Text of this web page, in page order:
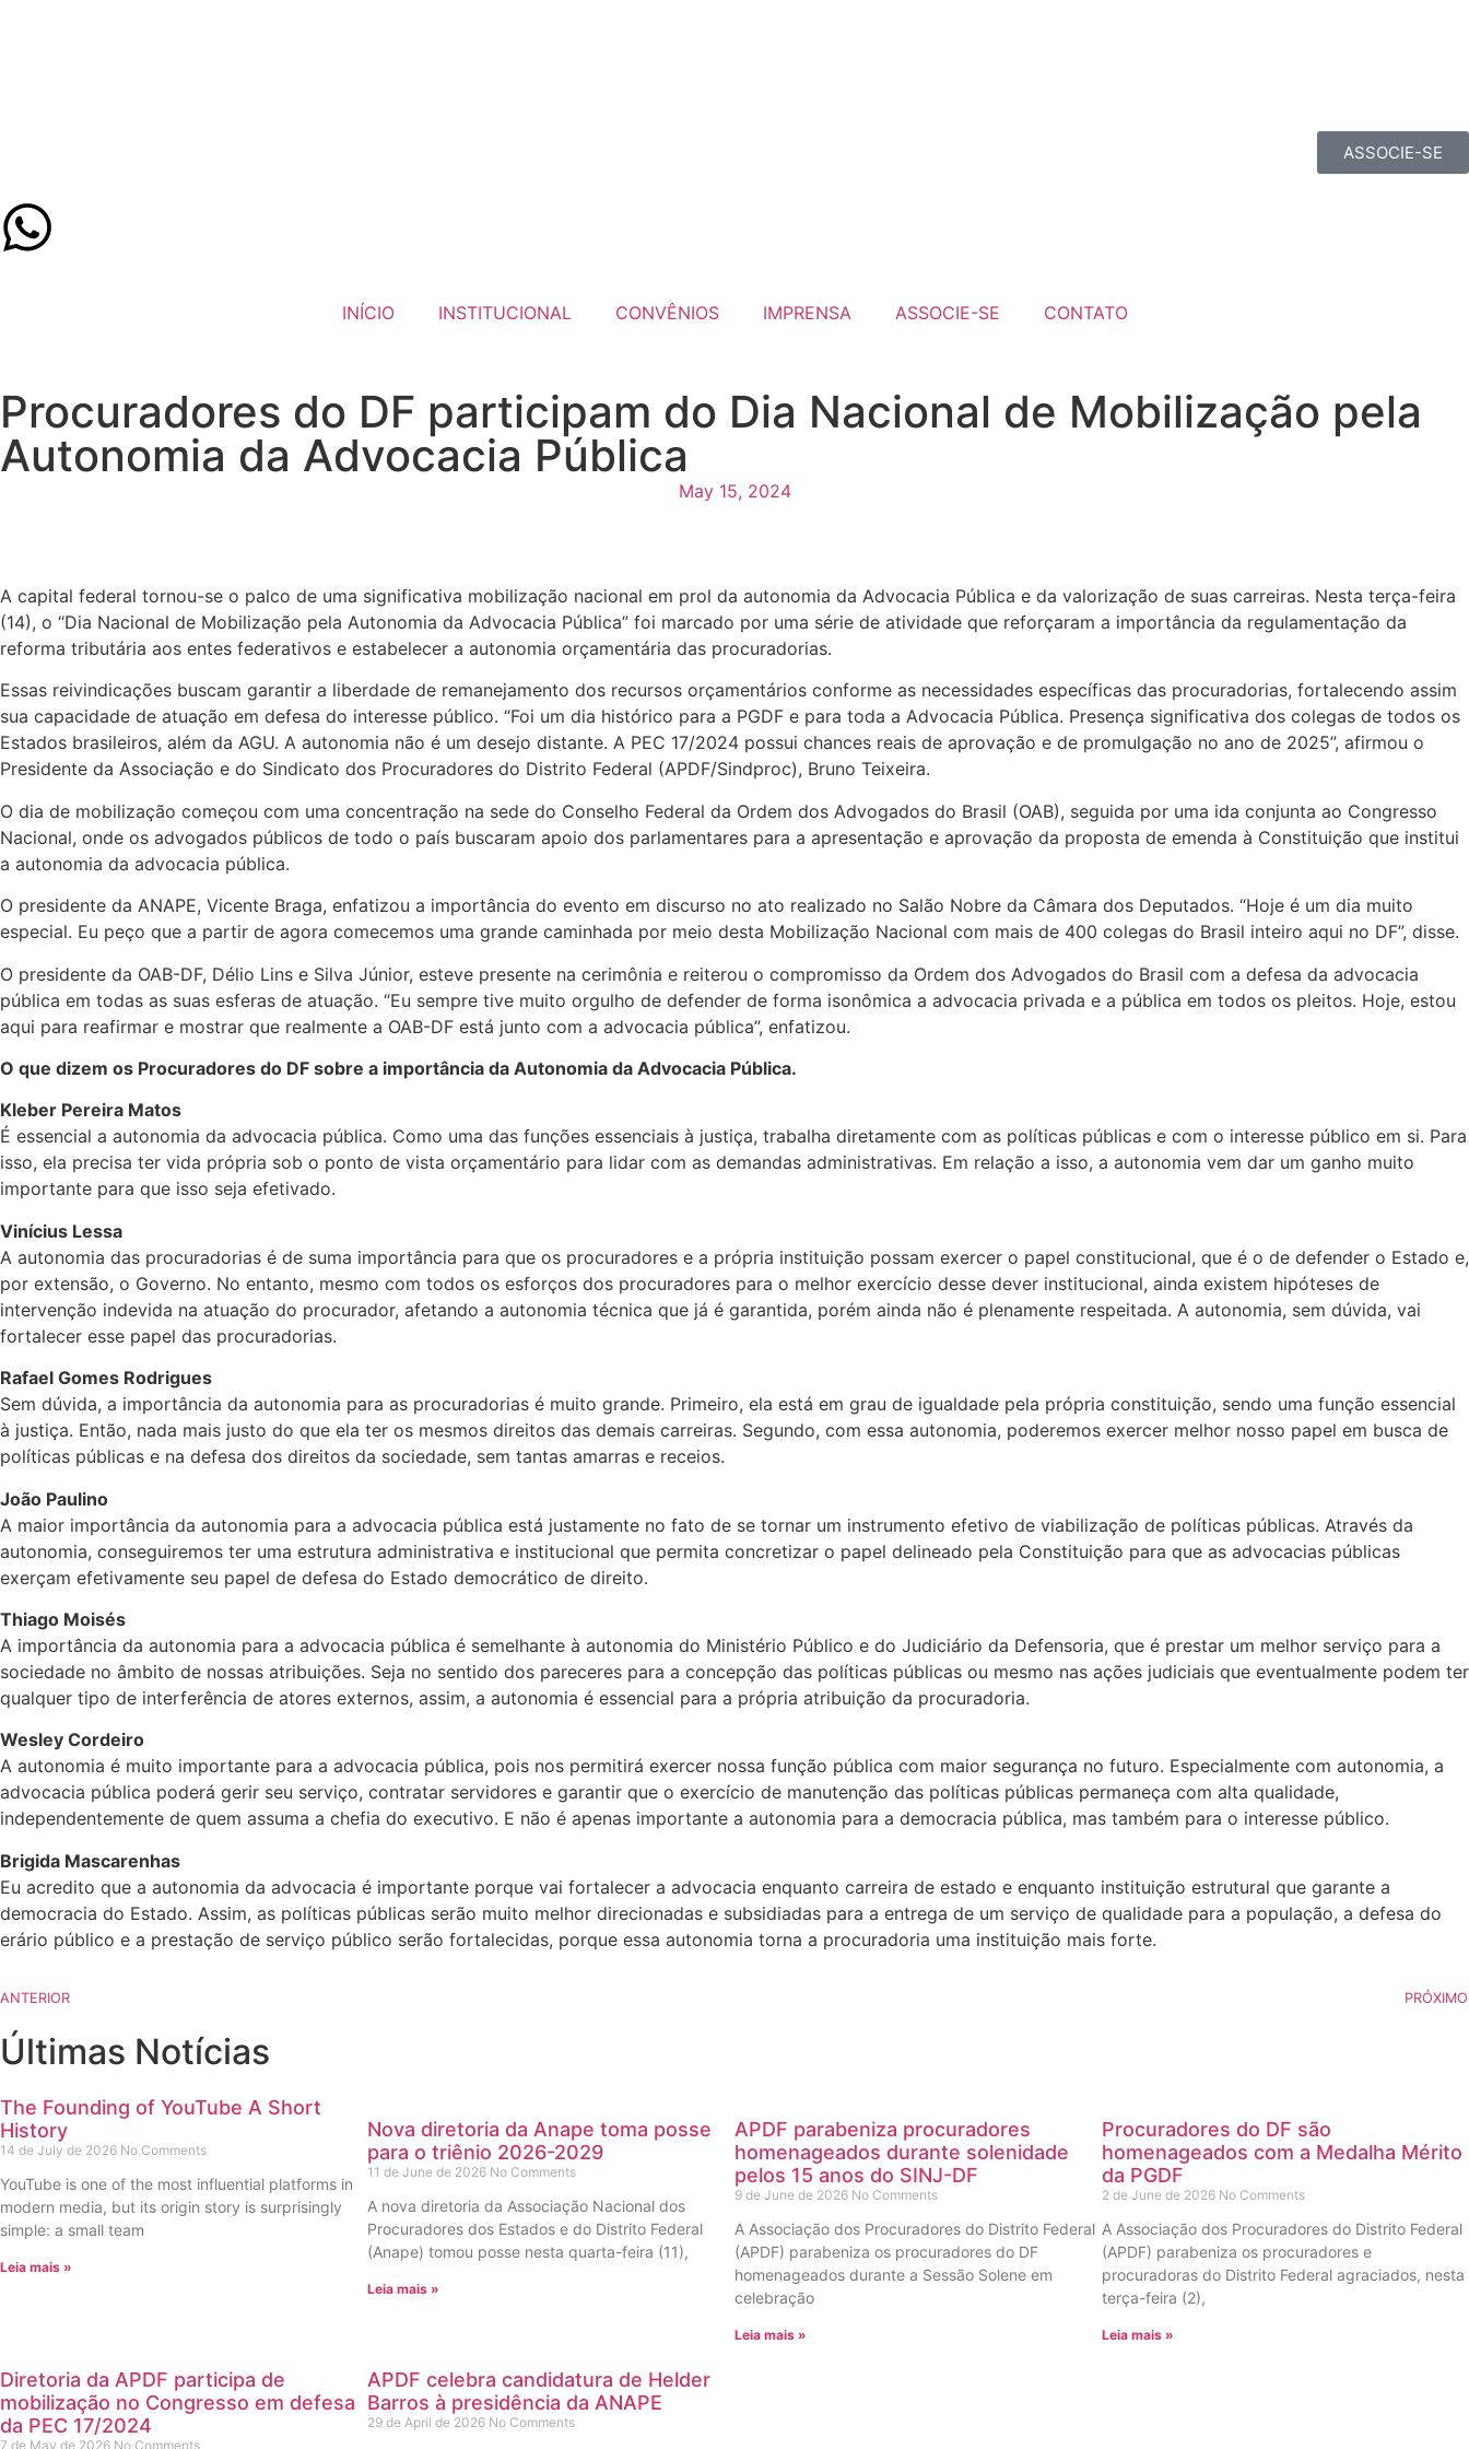
ASSOCIE-SE
INÍCIO INSTITUCIONAL CONVÊNIOS IMPRENSA ASSOCIE-SE CONTATO
Procuradores do DF participam do Dia Nacional de Mobilização pela
Autonomia da Advocacia Pública
May 15, 2024
A capital federal tornou-se o palco de uma significativa mobilização nacional em prol da autonomia da Advocacia Pública e da valorização de suas carreiras. Nesta terça-feira
(14), o “Dia Nacional de Mobilização pela Autonomia da Advocacia Pública” foi marcado por uma série de atividade que reforçaram a importância da regulamentação da
reforma tributária aos entes federativos e estabelecer a autonomia orçamentária das procuradorias.
Essas reivindicações buscam garantir a liberdade de remanejamento dos recursos orçamentários conforme as necessidades específicas das procuradorias, fortalecendo assim
sua capacidade de atuação em defesa do interesse público. “Foi um dia histórico para a PGDF e para toda a Advocacia Pública. Presença significativa dos colegas de todos os
Estados brasileiros, além da AGU. A autonomia não é um desejo distante. A PEC 17/2024 possui chances reais de aprovação e de promulgação no ano de 2025”, afirmou o
Presidente da Associação e do Sindicato dos Procuradores do Distrito Federal (APDF/Sindproc), Bruno Teixeira.
O dia de mobilização começou com uma concentração na sede do Conselho Federal da Ordem dos Advogados do Brasil (OAB), seguida por uma ida conjunta ao Congresso
Nacional, onde os advogados públicos de todo o país buscaram apoio dos parlamentares para a apresentação e aprovação da proposta de emenda à Constituição que institui
a autonomia da advocacia pública.
O presidente da ANAPE, Vicente Braga, enfatizou a importância do evento em discurso no ato realizado no Salão Nobre da Câmara dos Deputados. “Hoje é um dia muito
especial. Eu peço que a partir de agora comecemos uma grande caminhada por meio desta Mobilização Nacional com mais de 400 colegas do Brasil inteiro aqui no DF”, disse.
O presidente da OAB-DF, Délio Lins e Silva Júnior, esteve presente na cerimônia e reiterou o compromisso da Ordem dos Advogados do Brasil com a defesa da advocacia
pública em todas as suas esferas de atuação. “Eu sempre tive muito orgulho de defender de forma isonômica a advocacia privada e a pública em todos os pleitos. Hoje, estou
aqui para reafirmar e mostrar que realmente a OAB-DF está junto com a advocacia pública”, enfatizou.
O que dizem os Procuradores do DF sobre a importância da Autonomia da Advocacia Pública.
Kleber Pereira Matos
É essencial a autonomia da advocacia pública. Como uma das funções essenciais à justiça, trabalha diretamente com as políticas públicas e com o interesse público em si. Para
isso, ela precisa ter vida própria sob o ponto de vista orçamentário para lidar com as demandas administrativas. Em relação a isso, a autonomia vem dar um ganho muito
importante para que isso seja efetivado.
Vinícius Lessa
A autonomia das procuradorias é de suma importância para que os procuradores e a própria instituição possam exercer o papel constitucional, que é o de defender o Estado e,
por extensão, o Governo. No entanto, mesmo com todos os esforços dos procuradores para o melhor exercício desse dever institucional, ainda existem hipóteses de
intervenção indevida na atuação do procurador, afetando a autonomia técnica que já é garantida, porém ainda não é plenamente respeitada. A autonomia, sem dúvida, vai
fortalecer esse papel das procuradorias.
Rafael Gomes Rodrigues
Sem dúvida, a importância da autonomia para as procuradorias é muito grande. Primeiro, ela está em grau de igualdade pela própria constituição, sendo uma função essencial
à justiça. Então, nada mais justo do que ela ter os mesmos direitos das demais carreiras. Segundo, com essa autonomia, poderemos exercer melhor nosso papel em busca de
políticas públicas e na defesa dos direitos da sociedade, sem tantas amarras e receios.
João Paulino
A maior importância da autonomia para a advocacia pública está justamente no fato de se tornar um instrumento efetivo de viabilização de políticas públicas. Através da
autonomia, conseguiremos ter uma estrutura administrativa e institucional que permita concretizar o papel delineado pela Constituição para que as advocacias públicas
exerçam efetivamente seu papel de defesa do Estado democrático de direito.
Thiago Moisés
A importância da autonomia para a advocacia pública é semelhante à autonomia do Ministério Público e do Judiciário da Defensoria, que é prestar um melhor serviço para a
sociedade no âmbito de nossas atribuições. Seja no sentido dos pareceres para a concepção das políticas públicas ou mesmo nas ações judiciais que eventualmente podem ter
qualquer tipo de interferência de atores externos, assim, a autonomia é essencial para a própria atribuição da procuradoria.
Wesley Cordeiro
A autonomia é muito importante para a advocacia pública, pois nos permitirá exercer nossa função pública com maior segurança no futuro. Especialmente com autonomia, a
advocacia pública poderá gerir seu serviço, contratar servidores e garantir que o exercício de manutenção das políticas públicas permaneça com alta qualidade,
independentemente de quem assuma a chefia do executivo. E não é apenas importante a autonomia para a democracia pública, mas também para o interesse público.
Brigida Mascarenhas
Eu acredito que a autonomia da advocacia é importante porque vai fortalecer a advocacia enquanto carreira de estado e enquanto instituição estrutural que garante a
democracia do Estado. Assim, as políticas públicas serão muito melhor direcionadas e subsidiadas para a entrega de um serviço de qualidade para a população, a defesa do
erário público e a prestação de serviço público serão fortalecidas, porque essa autonomia torna a procuradoria uma instituição mais forte.
ANTERIOR PRÓXIMO
Últimas Notícias
The Founding of YouTube A Short
History
14 de July de 2026 No Comments
YouTube is one of the most influential platforms in
modern media, but its origin story is surprisingly
simple: a small team
Leia mais »
Nova diretoria da Anape toma posse
para o triênio 2026-2029
11 de June de 2026 No Comments
A nova diretoria da Associação Nacional dos
Procuradores dos Estados e do Distrito Federal
(Anape) tomou posse nesta quarta-feira (11),
Leia mais »
APDF parabeniza procuradores
homenageados durante solenidade
pelos 15 anos do SINJ-DF
9 de June de 2026 No Comments
A Associação dos Procuradores do Distrito Federal
(APDF) parabeniza os procuradores do DF
homenageados durante a Sessão Solene em
celebração
Leia mais »
Procuradores do DF são
homenageados com a Medalha Mérito
da PGDF
2 de June de 2026 No Comments
A Associação dos Procuradores do Distrito Federal
(APDF) parabeniza os procuradores e
procuradoras do Distrito Federal agraciados, nesta
terça-feira (2),
Leia mais »
Diretoria da APDF participa de
mobilização no Congresso em defesa
da PEC 17/2024
7 de May de 2026 No Comments
APDF celebra candidatura de Helder
Barros à presidência da ANAPE
29 de April de 2026 No Comments